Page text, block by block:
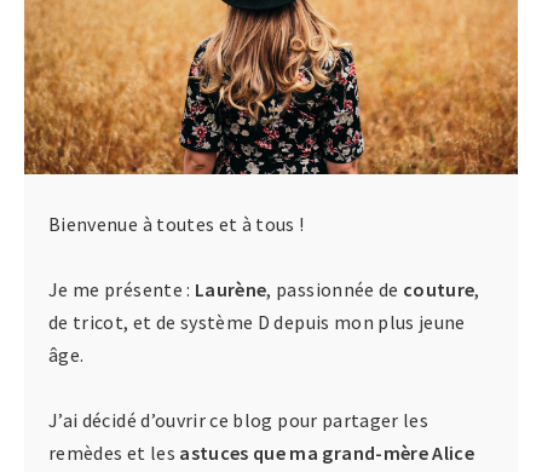
Bienvenue à toutes et à tous !
Je me présente : Laurène, passionnée de couture,
de tricot, et de système D depuis mon plus jeune
âge.
J’ai décidé d’ouvrir ce blog pour partager les
remèdes et les astuces que ma grand-mère Alice